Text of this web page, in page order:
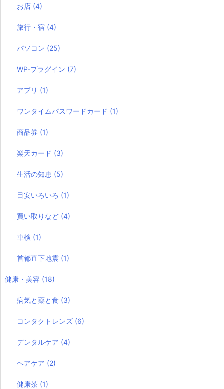
お店 (4)
旅行・宿 (4)
パソコン (25)
WP-プラグイン (7)
アプリ (1)
ワンタイムパスワードカード (1)
商品券 (1)
楽天カード (3)
生活の知恵 (5)
目安いろいろ (1)
買い取りなど (4)
車検 (1)
首都直下地震 (1)
健康・美容 (18)
病気と薬と食 (3)
コンタクトレンズ (6)
デンタルケア (4)
ヘアケア (2)
健康茶 (1)